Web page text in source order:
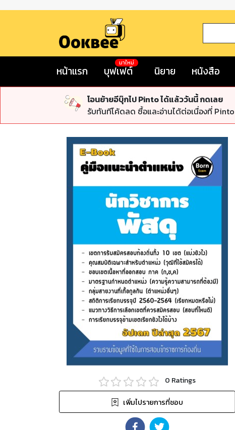
หน้าแรก บุฟเฟต์
มาใหม่
นิยาย หนังสือ
โอนย้ายอีบุ๊กไป Pinto ได้แล้ววันนี้ กดเลย
รับทันทีโค้ดลด ซื้อและอ่านได้ต่อเนื่องที่ Pinto
0 Ratings
เพิ่มไปรายการที่ชอบ